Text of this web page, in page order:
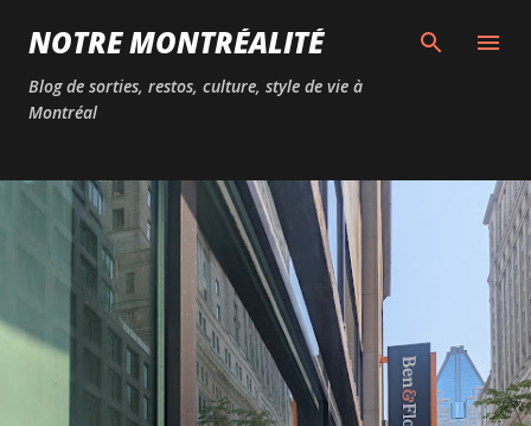
Passer au contenu principal
NOTRE MONTRÉALITÉ
Blog de sorties, restos, culture, style de vie à
Montréal